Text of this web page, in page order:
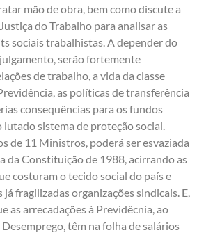
mão de obra, bem como discute a
do Trabalho para analisar as
sociais trabalhistas. A depender do
serão fortemente
de trabalho, a vida da classe
as políticas de transferência
consequências para os fundos
lutado sistema de proteção social.
de 11 Ministros, poderá ser esvaziada
da Constituição de 1988, acirrando as
costuram o tecido social do país e
fragilizadas organizações sindicais. E,
as arrecadações à Previdêcnia, ao
Desemprego, têm na folha de salários